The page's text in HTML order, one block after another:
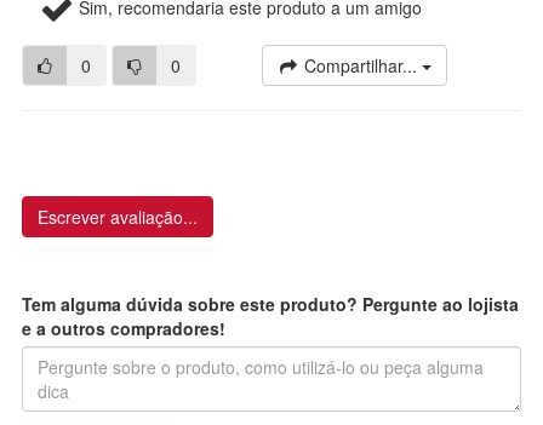
Sim, recomendaria este produto a um amigo
0 0 Compartilhar...
Escrever avaliação...
Tem alguma dúvida sobre este produto? Pergunte ao lojista
e a outros compradores!